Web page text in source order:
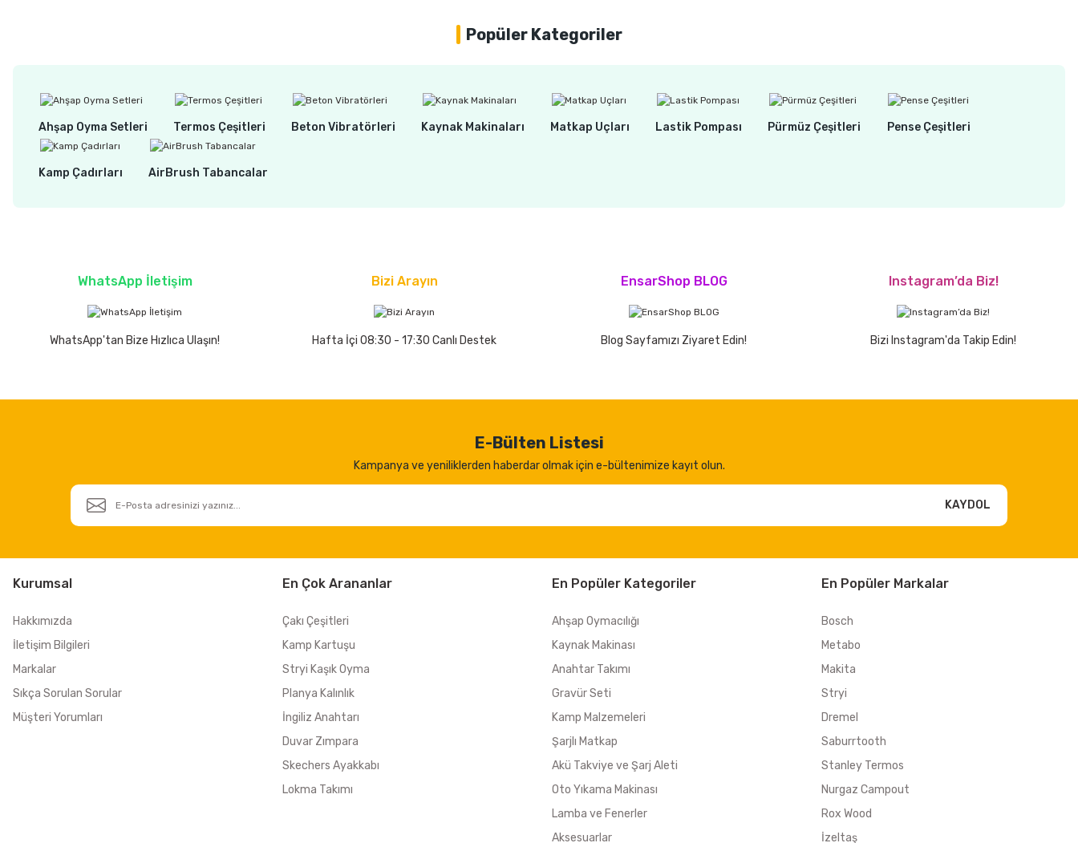
Popüler Kategoriler
Ahşap Oyma Setleri Termos Çeşitleri Beton Vibratörleri Kaynak Makinaları Matkap Uçları Lastik Pompası Pürmüz Çeşitleri Pense Çeşitleri
Kamp Çadırları AirBrush Tabancalar
WhatsApp İletişim
WhatsApp'tan Bize Hızlıca Ulaşın!
Bizi Arayın
Hafta İçi 08:30 - 17:30 Canlı Destek
EnsarShop BLOG
Blog Sayfamızı Ziyaret Edin!
Instagram’da Biz!
Bizi Instagram'da Takip Edin!
E-Bülten Listesi
Kampanya ve yeniliklerden haberdar olmak için e-bültenimize kayıt olun.
KAYDOL
Kurumsal
Hakkımızda
İletişim Bilgileri
Markalar
Sıkça Sorulan Sorular
Müşteri Yorumları
En Çok Arananlar
Çakı Çeşitleri
Kamp Kartuşu
Stryi Kaşık Oyma
Planya Kalınlık
İngiliz Anahtarı
Duvar Zımpara
Skechers Ayakkabı
Lokma Takımı
En Popüler Kategoriler
Ahşap Oymacılığı
Kaynak Makinası
Anahtar Takımı
Gravür Seti
Kamp Malzemeleri
Şarjlı Matkap
Akü Takviye ve Şarj Aleti
Oto Yıkama Makinası
Lamba ve Fenerler
Aksesuarlar
En Popüler Markalar
Bosch
Metabo
Makita
Stryi
Dremel
Saburrtooth
Stanley Termos
Nurgaz Campout
Rox Wood
İzeltaş